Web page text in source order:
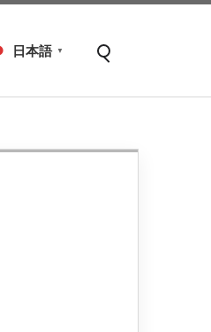
Open search
日本語 ▼